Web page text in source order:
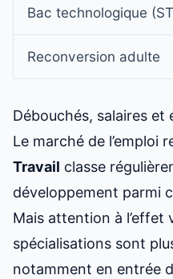
Bac technologique
Reconversion adulte
Débouchés, salaires
Le marché de l’emploi
Travail classe
développement parmi
Mais attention à l’effet
spécialisations sont
notamment en entrée